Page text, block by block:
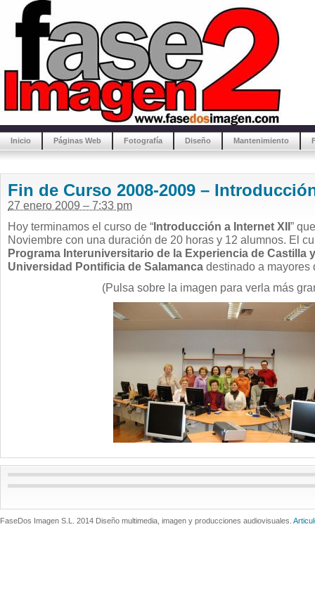
Inicio Páginas Web Fotografía Diseño Mantenimiento
Fin de Curso 2008-2009 –
27 enero 2009 – 7:33 pm
Hoy terminamos el curso de “Introducción a Internet XII”
Noviembre con una duración de 20 horas y 12 alumnos. El
Programa Interuniversitario de la Experiencia de Castilla
Universidad Pontificia de Salamanca destinado a mayores
(Pulsa sobre la imagen para verla más
FaseDos Imagen S.L. 2014 Diseño multimedia, imagen y producciones audiovisuales.